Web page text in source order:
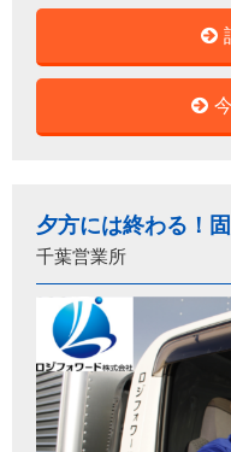
夕方には終わる！
千葉営業所